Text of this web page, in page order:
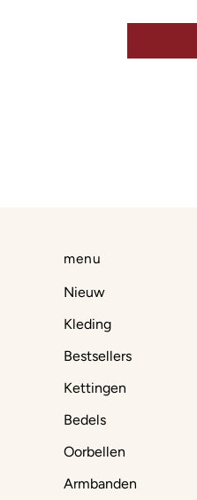
menu
Nieuw
Kleding
Bestsellers
Kettingen
Bedels
Oorbellen
Armbanden